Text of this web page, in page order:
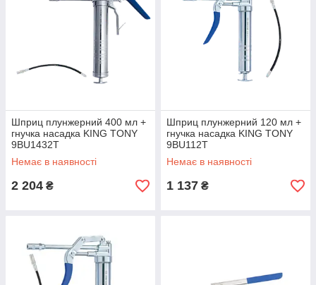
Шприц плунжерний 400 мл +
гнучка насадка KING TONY
9BU1432T
Немає в наявності
2 204 ₴
Шприц плунжерний 120 мл +
гнучка насадка KING TONY
9BU112T
Немає в наявності
1 137 ₴